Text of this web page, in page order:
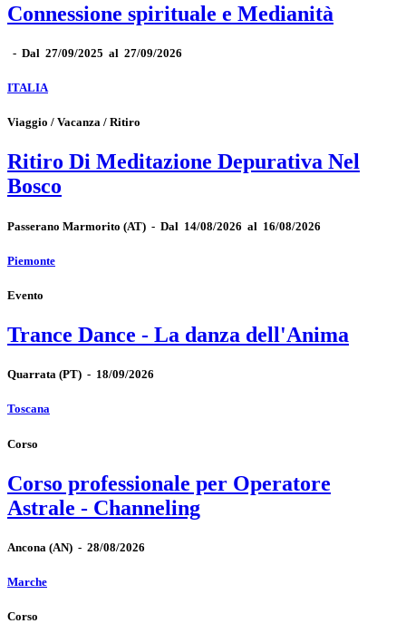
Connessione spirituale e Medianità
- Dal 27/09/2025 al 27/09/2026
ITALIA
Viaggio / Vacanza / Ritiro
Ritiro Di Meditazione Depurativa Nel
Bosco
Passerano Marmorito (AT) - Dal 14/08/2026 al 16/08/2026
Piemonte
Evento
Trance Dance - La danza dell'Anima
Quarrata (PT) - 18/09/2026
Toscana
Corso
Corso professionale per Operatore
Astrale - Channeling
Ancona (AN) - 28/08/2026
Marche
Corso